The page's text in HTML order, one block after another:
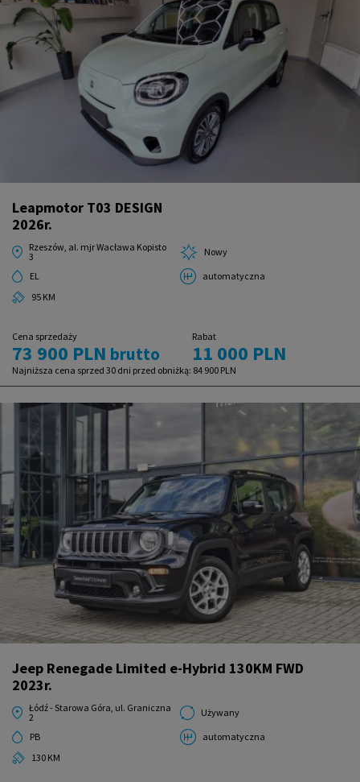
Leapmotor T03 DESIGN
2026r.
Rzeszów, al. mjr Wacława Kopisto
3
Nowy
EL
automatyczna
95 KM
Cena sprzedaży
73 900 PLN brutto
Rabat
11 000 PLN
Najniższa cena sprzed 30 dni przed obniżką: 84 900 PLN
Jeep Renegade Limited e-Hybrid 130KM FWD
2023r.
Łódź - Starowa Góra, ul. Graniczna
2
Używany
PB
automatyczna
130 KM